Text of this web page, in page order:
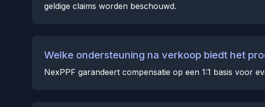
geldige claims worden beschouwd.
Welke ondersteuning na verkoop biedt het
NexPPF garandeert compensatie op een 1:1 basis voor